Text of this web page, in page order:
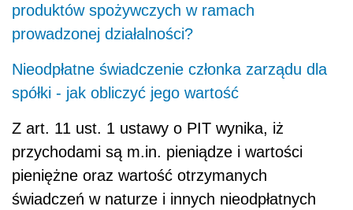
produktów spożywczych w ramach
prowadzonej działalności?
Nieodpłatne świadczenie członka zarządu dla
spółki - jak obliczyć jego wartość
Z art. 11 ust. 1 ustawy o PIT wynika, iż
przychodami są m.in. pieniądze i wartości
pieniężne oraz wartość otrzymanych
świadczeń w naturze i innych nieodpłatnych